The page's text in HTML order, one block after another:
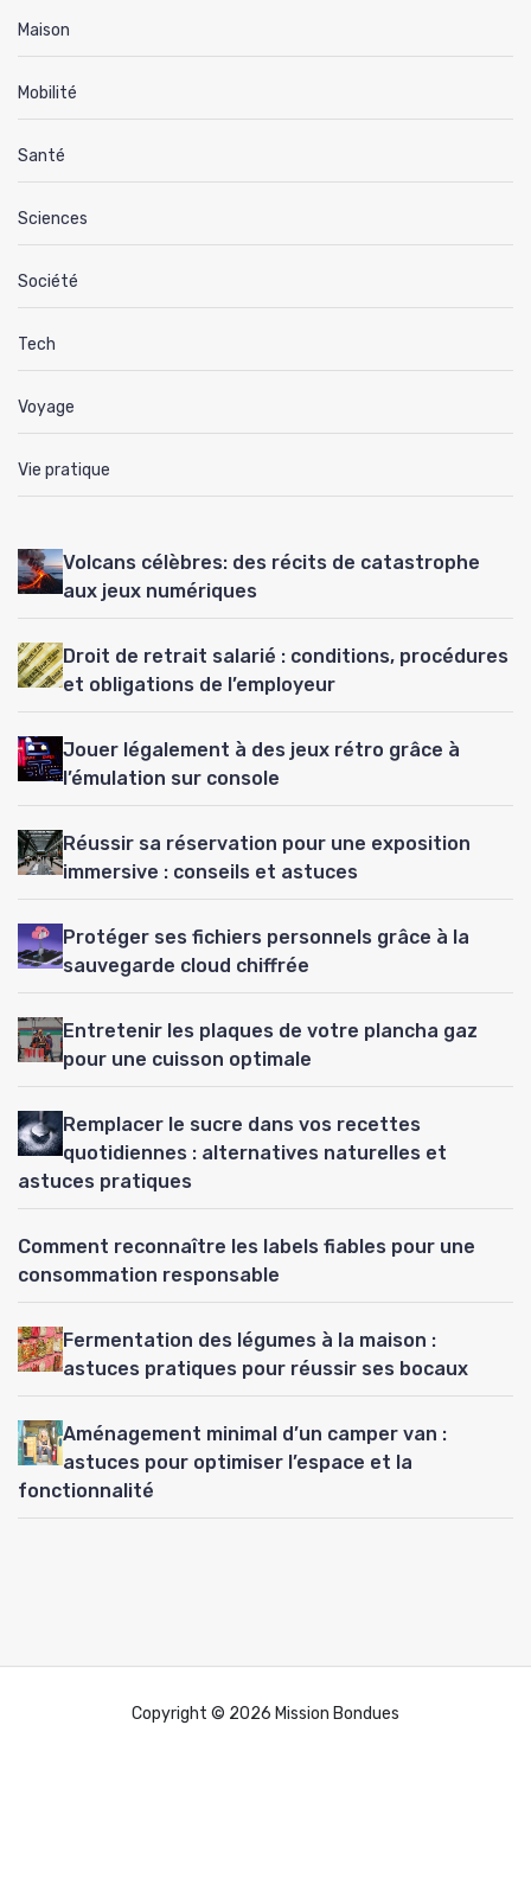
Maison
Mobilité
Santé
Sciences
Société
Tech
Voyage
Vie pratique
Volcans célèbres: des récits de catastrophe
aux jeux numériques
Droit de retrait salarié : conditions, procédures
et obligations de l’employeur
Jouer légalement à des jeux rétro grâce à
l’émulation sur console
Réussir sa réservation pour une exposition
immersive : conseils et astuces
Protéger ses fichiers personnels grâce à la
sauvegarde cloud chiffrée
Entretenir les plaques de votre plancha gaz
pour une cuisson optimale
Remplacer le sucre dans vos recettes
quotidiennes : alternatives naturelles et
astuces pratiques
Comment reconnaître les labels fiables pour une
consommation responsable
Fermentation des légumes à la maison :
astuces pratiques pour réussir ses bocaux
Aménagement minimal d’un camper van :
astuces pour optimiser l’espace et la
fonctionnalité
Copyright © 2026 Mission Bondues